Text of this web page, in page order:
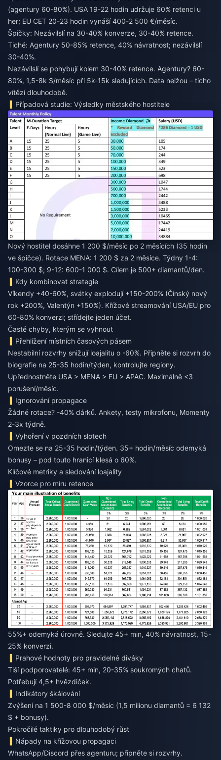
(agentury 60-80%). USA 19-22 hodin udržuje 60% retenci u
her; EU CET 20-23 hodin vynáší 400-2 500 €/měsíc.
Špičky: Nezávilslí na 30-40% konverze, 30-40% retence.
Tiché: Agentury 50-85% retence, 40% návratnost; nezávilslí
30-40%.
Nezávilslí se pohybují kolem 30-40% retence. Agentury? 60-
80%, 1,5-8k $/měsíc při 5k-15k sledujících. Data nelžou – ticho
vítězí dlouhodobě.
Případová studie: Výsledky městského hostitele
Nový hostitel dosáhne 1 200 $/měsíc po 2 měsících (35 hodin
ve špičce). Rotace MENA: 1 200 $ za 2 měsíce. Týdny 1-4:
100-300 $; 9-12: 600-1 000 $. Cílem je 500+ diamantů/den.
Kdy kombinovat strategie
Víkendy +40-60%, svátky explodují +150-200% (Čínský nový
rok +200%, Valentýn +150%). Křížové streamování USA/EU pro
60-80% konverzi; střídejte jeden účet.
Časté chyby, kterým se vyhnout
Přehlížení místních časových pásem
Nestabilní rozvrhy snižují loajalitu o -60%. Připněte si rozvrh do
biografie na 25-35 hodin/týden, kontrolujte regiony.
Upřednostněte USA > MENA > EU > APAC. Maximálně <3
porušení/měsíc.
Ignorování propagace
Žádné rotace? -40% dárků. Ankety, testy mikrofonu, Momenty
2-3x týdně.
Vyhoření v pozdních slotech
Omezte se na 25-35 hodin/týden. 35+ hodin/měsíc odemyká
bonusy – pod touto hranicí klesá o 60%.
Klíčové metriky a sledování loajality
Vzorce pro míru retence
55%+ odemyká úrovně. Sledujte 45+ min, 40% návratnost, 15-
25% konverzi.
Prahové hodnoty pro pravidelné diváky
Tiší podporovatelé: 45+ min, 20-35% soukromých chatů.
Potřebují 4,5+ hvězdiček.
Indikátory škálování
Zvýšení na 1 500-8 000 $/měsíc (1,5 milionu diamantů = 6 132
$ + bonusy).
Pokročilé taktiky pro dlouhodobý růst
Nápady na křížovou propagaci
WhatsApp/Discord přes agenturu; připněte si rozvrhy.